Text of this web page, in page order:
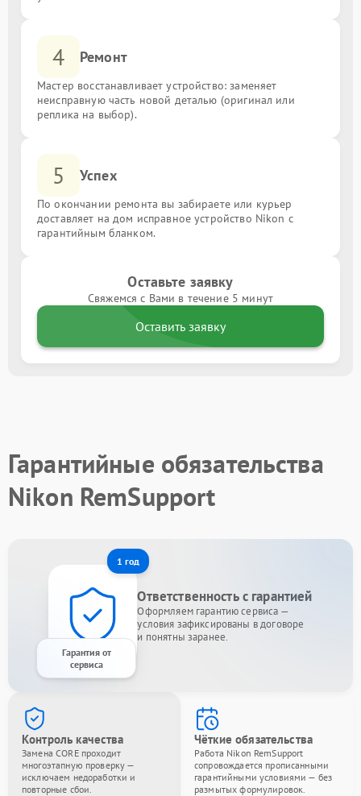
4 Ремонт
Мастер восстанавливает устройство: заменяет
неисправную часть новой деталью (оригинал или
реплика на выбор).
5 Успех
По окончании ремонта вы забираете или курьер
доставляет на дом исправное устройство Nikon с
гарантийным бланком.
Оставьте заявку
Свяжемся с Вами в течение 5 минут
Оставить заявку
Гарантийные обязательства
Nikon RemSupport
1 год
Гарантия от
сервиса
Ответственность с гарантией
Оформляем гарантию сервиса —
условия зафиксированы в договоре
и понятны заранее.
Контроль качества
Замена CORE проходит
многоэтапную проверку —
исключаем недоработки и
повторные сбои.
Чёткие обязательства
Работа Nikon RemSupport
сопровождается прописанными
гарантийными условиями — без
размытых формулировок.